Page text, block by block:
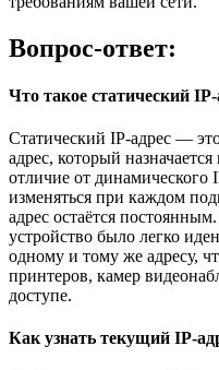
Вопрос-ответ:
Что такое статический
Статический IP-адрес —
адрес, который
отличие от динамического
изменяться при каждом
адрес остаётся
устройство было легко
одному и тому же адресу,
принтеров, камер
доступе.
Как узнать текущий IP-